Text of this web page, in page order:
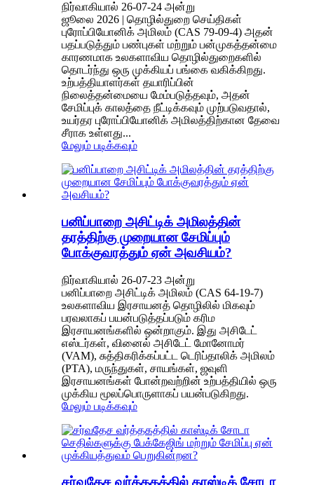
நிர்வாகியால் 26-07-24 அன்று
ஜூலை 2026 | தொழில்துறை செய்திகள்
புரோப்பியோனிக் அமிலம் (CAS 79-09-4) அதன்
பதப்படுத்தும் பண்புகள் மற்றும் பன்முகத்தன்மை
காரணமாக உலகளாவிய தொழில்துறைகளில்
தொடர்ந்து ஒரு முக்கியப் பங்கை வகிக்கிறது.
உற்பத்தியாளர்கள் தயாரிப்பின்
நிலைத்தன்மையை மேம்படுத்தவும், அதன்
சேமிப்புக் காலத்தை நீட்டிக்கவும் முற்படுவதால்,
உயர்தர புரோப்பியோனிக் அமிலத்திற்கான தேவை
சீராக உள்ளது...
மேலும் படிக்கவும்
பனிப்பாறை அசிட்டிக் அமிலத்தின்
தரத்திற்கு முறையான சேமிப்பும்
போக்குவரத்தும் ஏன் அவசியம்?
நிர்வாகியால் 26-07-23 அன்று
பனிப்பாறை அசிட்டிக் அமிலம் (CAS 64-19-7)
உலகளாவிய இரசாயனத் தொழிலில் மிகவும்
பரவலாகப் பயன்படுத்தப்படும் கரிம
இரசாயனங்களில் ஒன்றாகும். இது அசிடேட்
எஸ்டர்கள், வினைல் அசிடேட் மோனோமர்
(VAM), சுத்திகரிக்கப்பட்ட டெரிப்தாலிக் அமிலம்
(PTA), மருந்துகள், சாயங்கள், ஜவுளி
இரசாயனங்கள் போன்றவற்றின் உற்பத்தியில் ஒரு
முக்கிய மூலப்பொருளாகப் பயன்படுகிறது.
மேலும் படிக்கவும்